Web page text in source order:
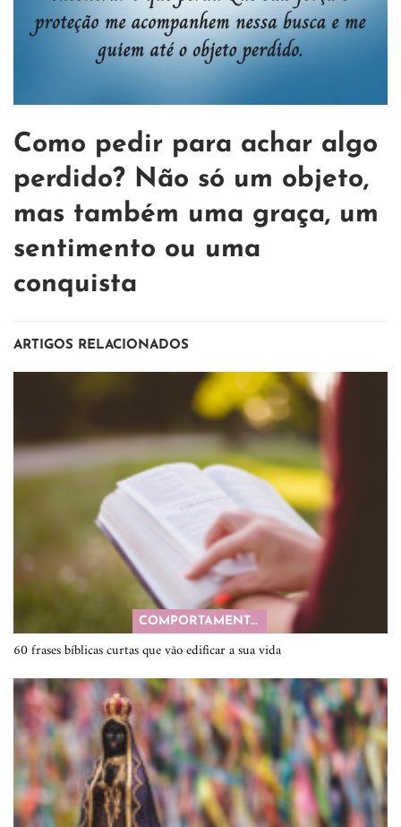
Como pedir para achar algo
perdido? Não só um objeto,
mas também uma graça, um
sentimento ou uma
conquista
ARTIGOS RELACIONADOS
COMPORTAMENTO
60 frases bíblicas curtas que vão edificar a sua vida